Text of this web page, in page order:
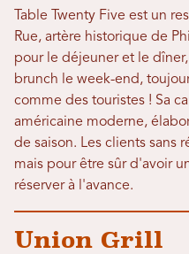
Table Twenty Five est un
Rue, artère historique de
pour le déjeuner et le
brunch le week-end,
comme des touristes ! Sa
américaine moderne,
de saison. Les clients sans
mais pour être sûr d'avoir
réserver à l'avance.
Union Grill